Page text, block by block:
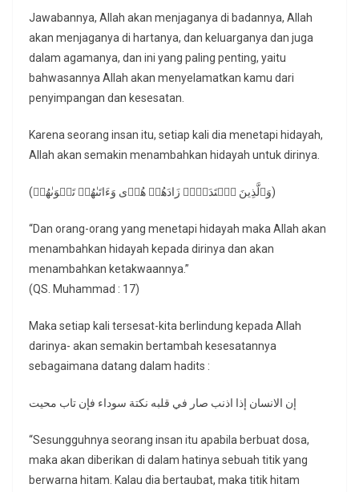
Jawabannya, Allah akan menjaganya di badannya, Allah
akan menjaganya di hartanya, dan keluarganya dan juga
dalam agamanya, dan ini yang paling penting, yaitu
bahwasannya Allah akan menyelamatkan kamu dari
penyimpangan dan kesesatan.
Karena seorang insan itu, setiap kali dia menetapi hidayah,
Allah akan semakin menambahkan hidayah untuk dirinya.
(وَٱلَّذِینَ ٱهۡتَدَوۡا۟ زَادَهُمۡ هُدࣰى وَءَاتَىٰهُمۡ تَقۡوَىٰهُمۡ)
“Dan orang-orang yang menetapi hidayah maka Allah akan
menambahkan hidayah kepada dirinya dan akan
menambahkan ketakwaannya.”
(QS. Muhammad : 17)
Maka setiap kali tersesat-kita berlindung kepada Allah
darinya- akan semakin bertambah kesesatannya
sebagaimana datang dalam hadits :
إن الانسان إذا اذنب صار في قلبه نكتة سوداء فإن تاب محيت
“Sesungguhnya seorang insan itu apabila berbuat dosa,
maka akan diberikan di dalam hatinya sebuah titik yang
berwarna hitam. Kalau dia bertaubat, maka titik hitam